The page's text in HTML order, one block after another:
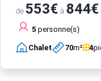
de 553€ à 844€
5 personne(s)
Chalet 70m² 4